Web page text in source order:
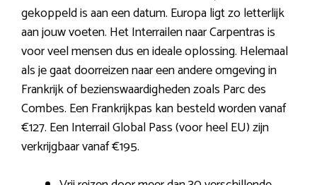
gekoppeld is aan een datum. Europa ligt zo letterlijk
aan jouw voeten. Het Interrailen naar Carpentras is
voor veel mensen dus en ideale oplossing. Helemaal
als je gaat doorreizen naar een andere omgeving in
Frankrijk of bezienswaardigheden zoals Parc des
Combes. Een Frankrijkpas kan besteld worden vanaf
€127. Een Interrail Global Pass (voor heel EU) zijn
verkrijgbaar vanaf €195.